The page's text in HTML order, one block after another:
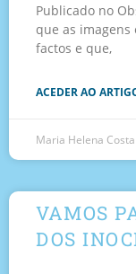
Publicado no
que as
factos e que,
ACEDER AO
Maria Helena Costa
VAMOS
DOS